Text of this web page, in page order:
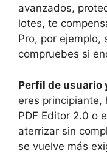
avanzados,
lotes, te
Pro, por ejemplo,
compruebes si
Perfil de usuario
eres principiante,
PDF Editor 2.0 o
aterrizar sin
se vuelve más